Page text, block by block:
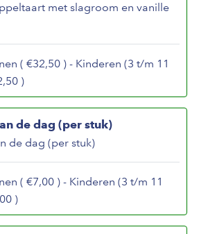
met slagroom en vanille
( €32,50 ) - Kinderen (3 t/m 11
)
de dag (per stuk)
de dag (per stuk)
( €7,00 ) - Kinderen (3 t/m 11
)